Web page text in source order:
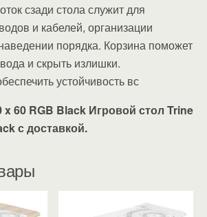
сзади стола служит для
и кабелей, организации
порядка. Корзина поможет
и скрыть излишки.
устойчивость вс
x 60 RGB Black Игровой стол Trine
с доставкой.